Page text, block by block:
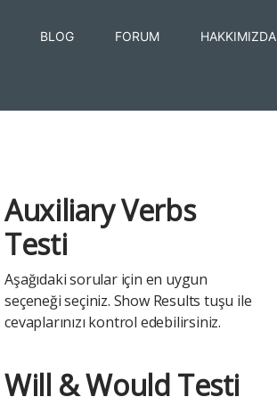
BLOG FORUM HAKKIMIZDA
Auxiliary Verbs
Testi
Aşağıdaki sorular için en uygun
seçeneği seçiniz. Show Results tuşu ile
cevaplarınızı kontrol edebilirsiniz.
Will & Would Testi